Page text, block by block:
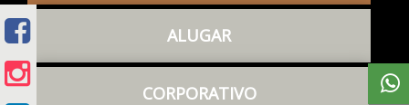
ALUGAR
CORPORATIVO